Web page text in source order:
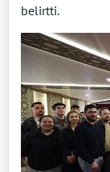
belirtti.